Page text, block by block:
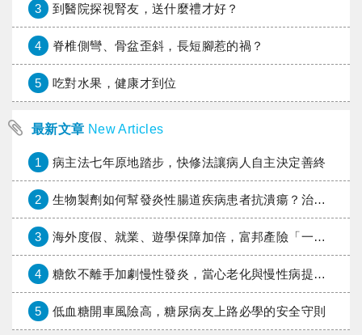
3 到醫院探視腎友，送什麼禮才好？
4 脊椎側彎、骨盆歪斜，長短腳惹的禍？
5 吃對水果，健康才到位
最新文章 New Articles
1 病主法七年原地踏步，快修法讓病人自主決定善終
2 生物製劑如何幫發炎性腸道疾病患者抗潰瘍？治療進展與健保給付困境一次看
3 海外度假、就業、遊學保障加倍，富邦產險「一期逐夢」專案加碼遠距醫療與緊急救援
4 糖飲不離手加劇慢性發炎，當心老化與慢性病提早報到
5 低血糖開車風險高，糖尿病友上路必學的安全守則